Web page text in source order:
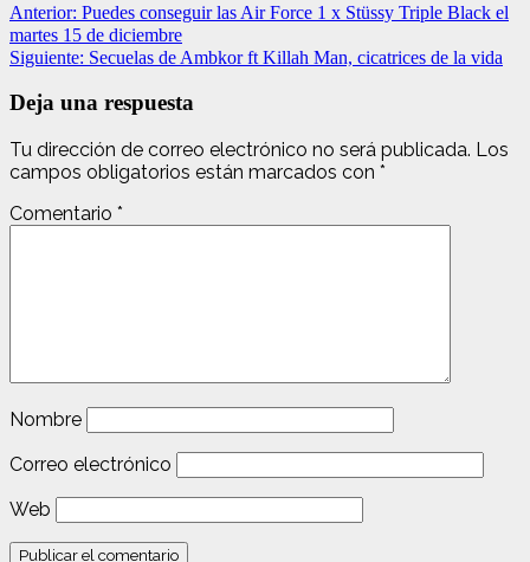
Anterior: Puedes conseguir las Air Force 1 x Stüssy Triple Black el
martes 15 de diciembre
Siguiente: Secuelas de Ambkor ft Killah Man, cicatrices de la vida
Deja una respuesta
Tu dirección de correo electrónico no será publicada. Los
campos obligatorios están marcados con *
Comentario *
Nombre
Correo electrónico
Web